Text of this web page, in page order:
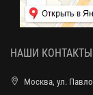
НАШИ
Москва, ул.